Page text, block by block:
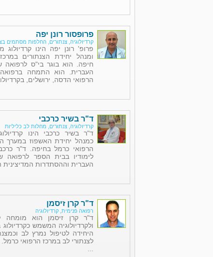
פרופסור רונן יפה
קרדיולוגיה, צנתורים, החלפות מסתמים
פרופ' רונן יפה הינו קרדיולוג
ומנהל יחידת הצנתורים
חיפה. הוא בוגר בי"ס לרפואה
העברית. הוא התמחה ברפואה
הרפואי הדסה, ירושלים,
ד"ר בשיר כרכבי
קרדיולוגיה, צנתורים, מחלות לב כליליות
ד"ר בשיר כרכבי הינו
כמנהל יחידת האשפוז במערך
הרפואי כרמל בחיפה. ד"ר
לימודיו בבית הספר לרפואה
העברית וההסתדרות המדיצינית
ד"ר קרן זיסמן
רפואה פנימית, קרדיולוגיה
ד"ר קרן זיסמן הוא מומחה
ולקרדיולוגיה המשמש
היחידה לטיפול נמרץ לב
לצנתורי לב במרכז הרפואי כרמל.